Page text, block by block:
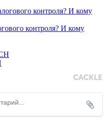
контроля? И кому